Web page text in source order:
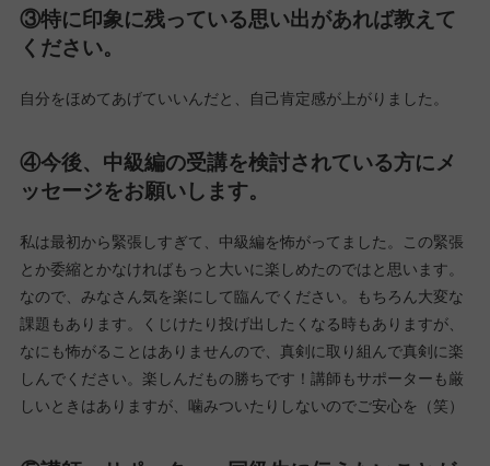
を入れたからこそ達成できたという気がします。自信はそれほど
思ったほどついていません。これからが勝負といった気持ちで
られたと思いますか？
強なんじゃないかと思えます。あと、最前線で活躍しているデザ
イナーから添削を受けられること。目からうろこのようなアドバ
イスが受けられました。おかげで「私LP作れます！」と公言でき
るので、今後も中級編で得たスキルを活かしていきたいと思いま
す。
③特に印象に残っている思い出があれば教えて